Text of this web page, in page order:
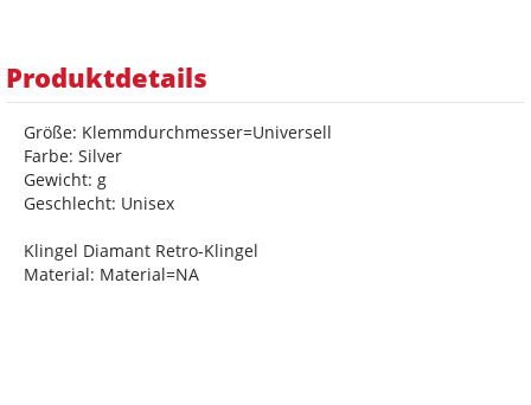
Produktdetails
Größe: Klemmdurchmesser=Universell
Farbe: Silver
Gewicht: g
Geschlecht: Unisex
Klingel Diamant Retro-Klingel
Material: Material=NA